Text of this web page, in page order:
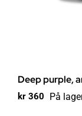
Deep purple,
kr 360 På